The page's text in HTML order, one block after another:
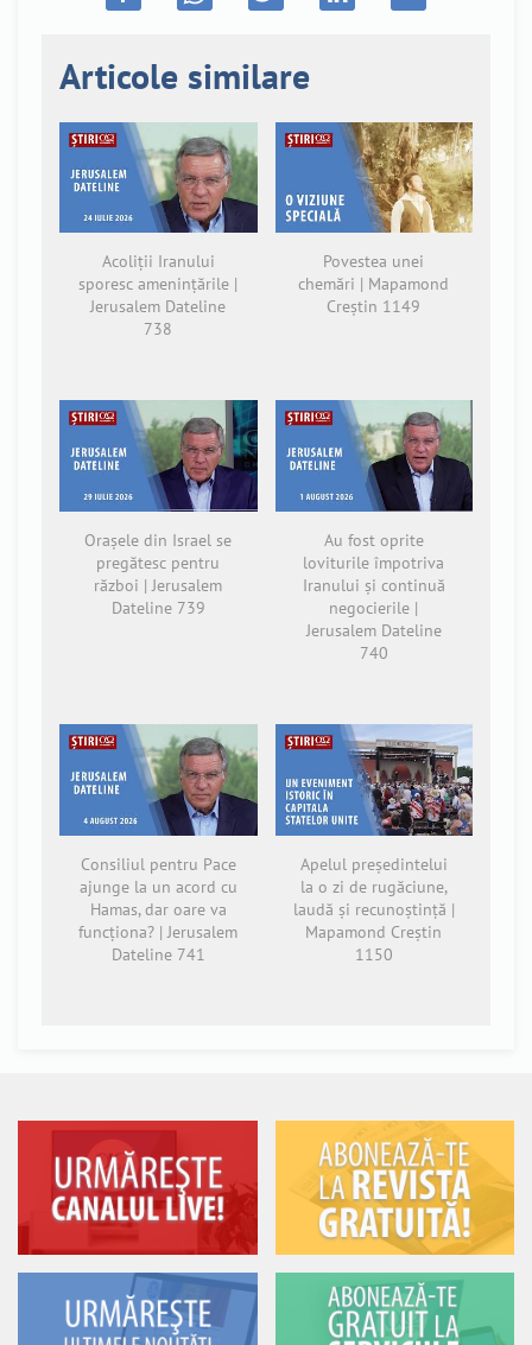
Articole similare
Acoliții Iranului
sporesc amenințările |
Jerusalem Dateline
738
Povestea unei
chemări | Mapamond
Creștin 1149
Orașele din Israel se
pregătesc pentru
război | Jerusalem
Dateline 739
Au fost oprite
loviturile împotriva
Iranului și continuă
negocierile |
Jerusalem Dateline
740
Consiliul pentru Pace
ajunge la un acord cu
Hamas, dar oare va
funcționa? | Jerusalem
Dateline 741
Apelul președintelui
la o zi de rugăciune,
laudă și recunoștință |
Mapamond Creștin
1150